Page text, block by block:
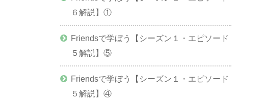
６解説】①
Friendsで学ぼう【シーズン１・エピソード
５解説】⑤
Friendsで学ぼう【シーズン１・エピソード
５解説】④